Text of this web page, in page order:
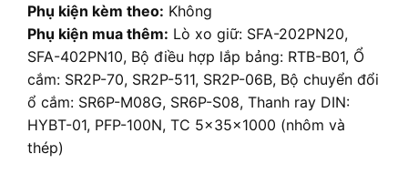
Phụ kiện kèm theo: Không
Phụ kiện mua thêm: Lò xo giữ: SFA-202PN20,
SFA-402PN10, Bộ điều hợp lắp bảng: RTB-B01, Ổ
cắm: SR2P-70, SR2P-511, SR2P-06B, Bộ chuyển đổi
ổ cắm: SR6P-M08G, SR6P-S08, Thanh ray DIN:
HYBT-01, PFP-100N, TC 5x35x1000 (nhôm và
thép)